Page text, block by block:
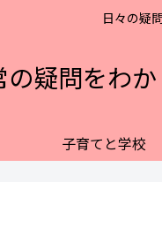
日々の疑
の疑問をわ
子育てと学校